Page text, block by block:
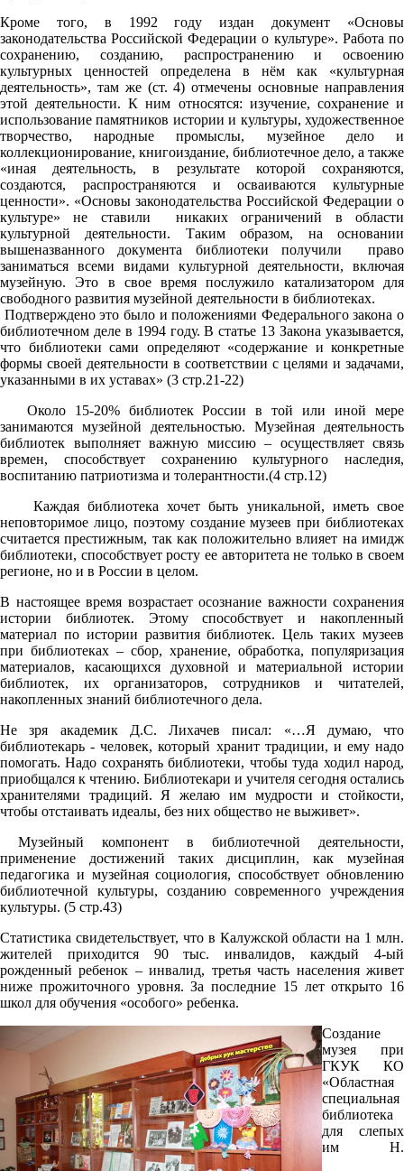
Кроме того, в 1992 году издан документ «Основы
законодательства Российской Федерации о культуре». Работа по
сохранению, созданию, распространению и освоению
культурных ценностей определена в нём как «культурная
деятельность», там же (ст. 4) отмечены основные направления
этой деятельности. К ним относятся: изучение, сохранение и
использование памятников истории и культуры, художественное
творчество, народные промыслы, музейное дело и
коллекционирование, книгоиздание, библиотечное дело, а также
«иная деятельность, в результате которой сохраняются,
создаются, распространяются и осваиваются культурные
ценности». «Основы законодательства Российской Федерации о
культуре» не ставили никаких ограничений в области
культурной деятельности. Таким образом, на основании
вышеназванного документа библиотеки получили право
заниматься всеми видами культурной деятельности, включая
музейную. Это в свое время послужило катализатором для
свободного развития музейной деятельности в библиотеках.
Подтверждено это было и положениями Федерального закона о
библиотечном деле в 1994 году. В статье 13 Закона указывается,
что библиотеки сами определяют «содержание и конкретные
формы своей деятельности в соответствии с целями и задачами,
указанными в их уставах» (3 стр.21-22)
Около 15-20% библиотек России в той или иной мере
занимаются музейной деятельностью. Музейная деятельность
библиотек выполняет важную миссию – осуществляет связь
времен, способствует сохранению культурного наследия,
воспитанию патриотизма и толерантности.(4 стр.12)
Каждая библиотека хочет быть уникальной, иметь свое
неповторимое лицо, поэтому создание музеев при библиотеках
считается престижным, так как положительно влияет на имидж
библиотеки, способствует росту ее авторитета не только в своем
регионе, но и в России в целом.
В настоящее время возрастает осознание важности сохранения
истории библиотек. Этому способствует и накопленный
материал по истории развития библиотек. Цель таких музеев
при библиотеках – сбор, хранение, обработка, популяризация
материалов, касающихся духовной и материальной истории
библиотек, их организаторов, сотрудников и читателей,
накопленных знаний библиотечного дела.
Не зря академик Д.С. Лихачев писал: «…Я думаю, что
библиотекарь - человек, который хранит традиции, и ему надо
помогать. Надо сохранять библиотеки, чтобы туда ходил народ,
приобщался к чтению. Библиотекари и учителя сегодня остались
хранителями традиций. Я желаю им мудрости и стойкости,
чтобы отстаивать идеалы, без них общество не выживет».
Музейный компонент в библиотечной деятельности,
применение достижений таких дисциплин, как музейная
педагогика и музейная социология, способствует обновлению
библиотечной культуры, созданию современного учреждения
культуры. (5 стр.43)
Статистика свидетельствует, что в Калужской области на 1 млн.
жителей приходится 90 тыс. инвалидов, каждый 4-ый
рожденный ребенок – инвалид, третья часть населения живет
ниже прожиточного уровня. За последние 15 лет открыто 16
школ для обучения «особого» ребенка.
Создание
музея при
ГКУК КО
«Областная
специальная
библиотека
для слепых
им Н.